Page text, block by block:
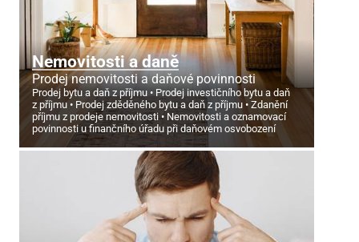
Nemovitosti a daně
Prodej nemovitosti a daňové povinnosti
Prodej bytu a daň z příjmu
Prodej investičního bytu a daň
z příjmu
Prodej zděděného bytu a daň z příjmu
Zdanění
příjmu z prodeje nemovitosti
Nemovitosti a oznamovací
povinnosti u finančního úřadu při daňovém osvobození